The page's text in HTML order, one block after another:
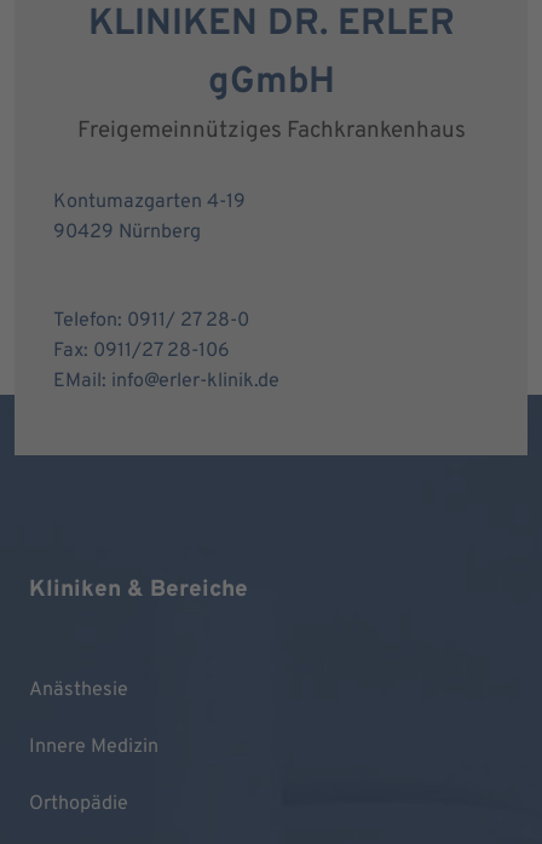
KLINIKEN DR. ERLER
gGmbH
Freigemeinnütziges Fachkrankenhaus
Kontumazgarten 4-19
90429 Nürnberg
Telefon: 0911/ 27 28-0
Fax: 0911/27 28-106
EMail: info@erler-klinik.de
Kliniken & Bereiche
Anästhesie
Innere Medizin
Orthopädie